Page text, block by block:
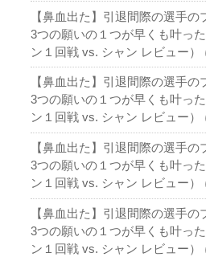
【鼻血出た】引退間際の選手の
3つの願いの１つが早くも叶っ
ン１回戦 vs. シャン レビュー）
【鼻血出た】引退間際の選手の
3つの願いの１つが早くも叶っ
ン１回戦 vs. シャン レビュー）
【鼻血出た】引退間際の選手の
3つの願いの１つが早くも叶っ
ン１回戦 vs. シャン レビュー）
【鼻血出た】引退間際の選手の
3つの願いの１つが早くも叶っ
ン１回戦 vs. シャン レビュー）